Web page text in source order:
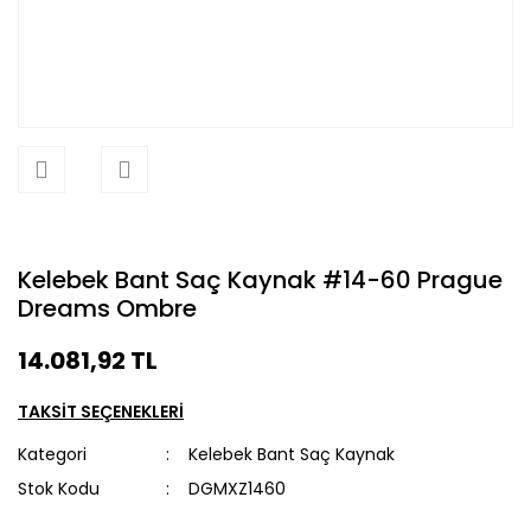
Kelebek Bant Saç Kaynak #14-60 Prague
Dreams Ombre
14.081,92 TL
TAKSİT SEÇENEKLERİ
Kategori
Kelebek Bant Saç Kaynak
Stok Kodu
DGMXZ1460